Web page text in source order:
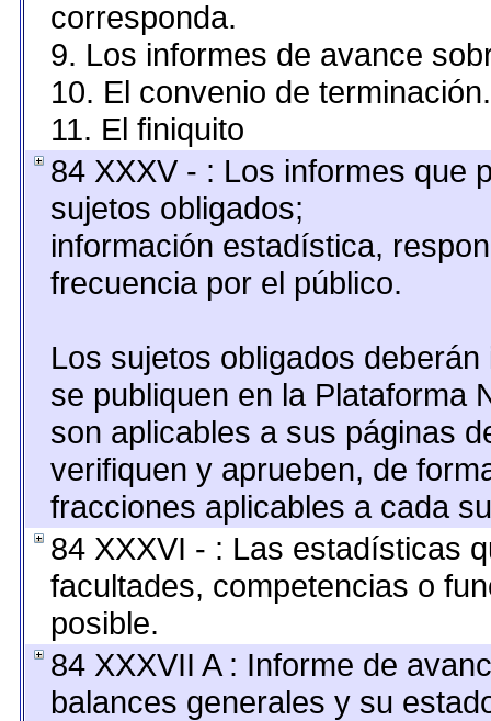
corresponda.
9. Los informes de avance
10. El convenio de terminación.
11. El finiquito
84 XXXV - : Los informes que
sujetos obligados;
información estadística,
frecuencia por el público.
Los sujetos obligados
se publiquen en la Plataforma
son aplicables a sus páginas
verifiquen y aprueben, de
fracciones aplicables a cada
84 XXXVI - : Las estadísticas
facultades, competencias o
posible.
84 XXXVII A : Informe de
balances generales y su